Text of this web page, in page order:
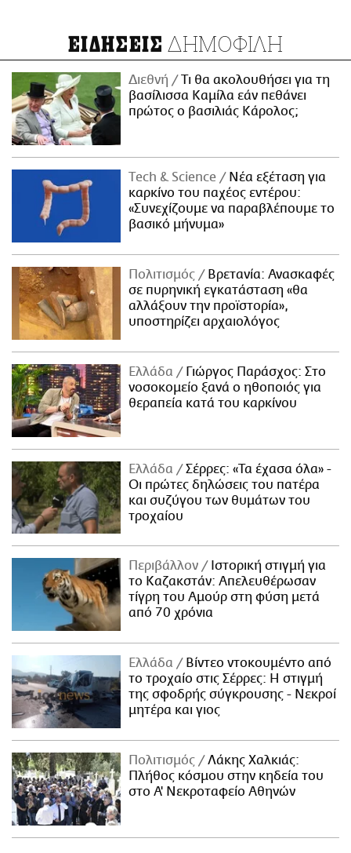
ΕΙΔΗΣΕΙΣ ΔΗΜΟΦΙΛΗ
Διεθνή
Τι θα ακολουθήσει για τη
βασίλισσα Καμίλα εάν πεθάνει
πρώτος ο βασιλιάς Κάρολος;
Τech & Science
Νέα εξέταση για
καρκίνο του παχέος εντέρου:
«Συνεχίζουμε να παραβλέπουμε το
βασικό μήνυμα»
Πολιτισμός
Βρετανία: Ανασκαφές
σε πυρηνική εγκατάσταση «θα
αλλάξουν την προϊστορία»,
υποστηρίζει αρχαιολόγος
Ελλάδα
Γιώργος Παράσχος: Στο
νοσοκομείο ξανά ο ηθοποιός για
θεραπεία κατά του καρκίνου
Ελλάδα
Σέρρες: «Τα έχασα όλα» -
Οι πρώτες δηλώσεις του πατέρα
και συζύγου των θυμάτων του
τροχαίου
Περιβάλλον
Ιστορική στιγμή για
το Καζακστάν: Απελευθέρωσαν
τίγρη του Αμούρ στη φύση μετά
από 70 χρόνια
Ελλάδα
Βίντεο ντοκουμέντο από
το τροχαίο στις Σέρρες: Η στιγμή
της σφοδρής σύγκρουσης - Νεκροί
μητέρα και γιος
Πολιτισμός
Λάκης Χαλκιάς:
Πλήθος κόσμου στην κηδεία του
στο Α' Νεκροταφείο Αθηνών